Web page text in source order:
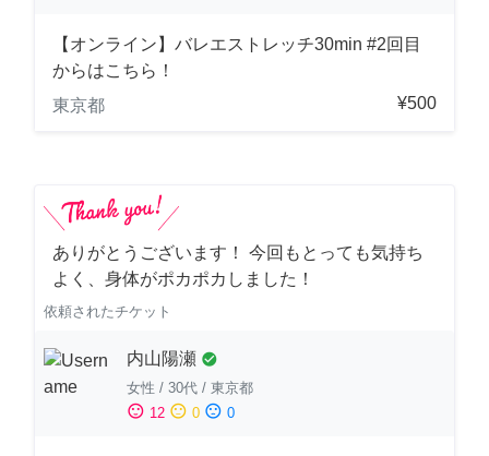
【オンライン】バレエストレッチ30min #2回目
からはこちら！
東京都
¥500
ありがとうございます！ 今回もとっても気持ち
よく、身体がポカポカしました！
依頼されたチケット
内山陽瀬 check_circle
女性 / 30代 / 東京都
sentiment_satisfied 12 sentiment_neutral 0 sentiment_dissatisfied 0